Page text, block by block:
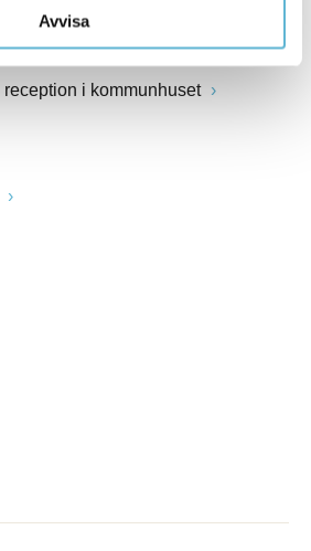
Avvisa
i kommunhuset